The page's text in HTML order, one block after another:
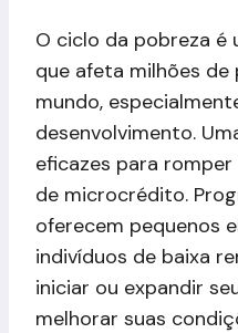
O ciclo da pobreza é
que afeta milhões
mundo,
desenvolvimento.
eficazes para
de microcrédito.
oferecem pequenos
indivíduos de baixa
iniciar ou expandir
melhorar suas